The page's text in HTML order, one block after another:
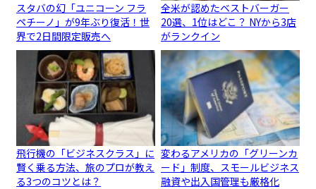
スタバの幻「ユニコーン フラ
ペチーノ」が9年ぶり復活！世
界で2日間限定販売へ
全米が認めたベストバーガー
20選、1位はどこ？ NYから3店
がランクイン
飛行機の「ビジネスクラス」に
賢く乗る方法、旅のプロが教え
る3つのコツとは？
変わるアメリカの「グリーンカ
ード」制度、スモールビジネス
融資や出入国管理も厳格化